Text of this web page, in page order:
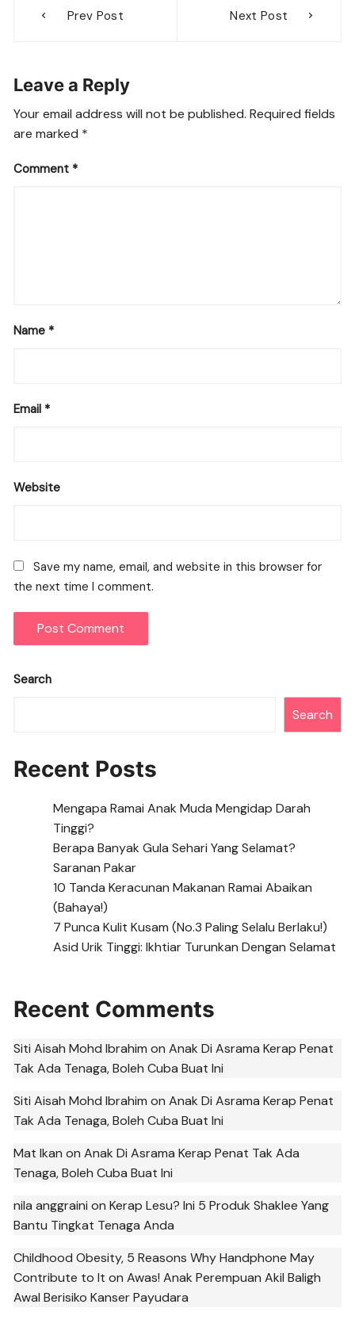
e
o
k
s
p
gr
navigation
Prev Post Next Post
Leave a Reply
Your email address will not be published. Required fields
are marked *
Comment *
Name *
Email *
Website
Save my name, email, and website in this browser for
the next time I comment.
Search
Search
Recent Posts
Mengapa Ramai Anak Muda Mengidap Darah
Tinggi?
Berapa Banyak Gula Sehari Yang Selamat?
Saranan Pakar
10 Tanda Keracunan Makanan Ramai Abaikan
(Bahaya!)
7 Punca Kulit Kusam (No.3 Paling Selalu Berlaku!)
Asid Urik Tinggi: Ikhtiar Turunkan Dengan Selamat
Recent Comments
Siti Aisah Mohd Ibrahim onAnak Di Asrama Kerap Penat
Tak Ada Tenaga, Boleh Cuba Buat Ini
Siti Aisah Mohd Ibrahim onAnak Di Asrama Kerap Penat
Tak Ada Tenaga, Boleh Cuba Buat Ini
Mat Ikan onAnak Di Asrama Kerap Penat Tak Ada
Tenaga, Boleh Cuba Buat Ini
nila anggraini onKerap Lesu? Ini 5 Produk Shaklee Yang
Bantu Tingkat Tenaga Anda
Childhood Obesity, 5 Reasons Why Handphone May
Contribute to It onAwas! Anak Perempuan Akil Baligh
Awal Berisiko Kanser Payudara